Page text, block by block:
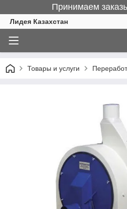
Принимаем
Лидея Казахстан
Товары и услуги